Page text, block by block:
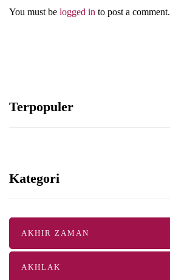
You must be logged in to post a comment.
Terpopuler
Kategori
AKHIR ZAMAN
AKHLAK